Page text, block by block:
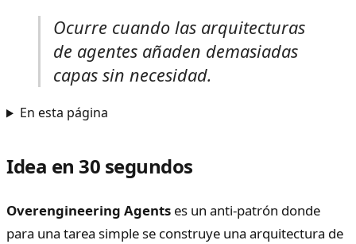
Ocurre cuando las arquitecturas
de agentes añaden demasiadas
capas sin necesidad.
En esta página
Idea en 30 segundos
Overengineering Agents es un anti-patrón donde
para una tarea simple se construye una arquitectura de